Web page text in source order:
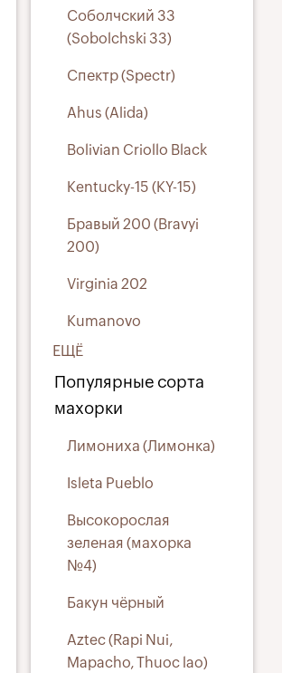
Соболчский 33
(Sobolchski 33)
Спектр (Spectr)
Ahus (Alida)
Bolivian Criollo Black
Kentucky-15 (KY-15)
Бравый 200 (Bravyi
200)
Virginia 202
Kumanovo
ЕЩЁ
Популярные сорта
махорки
Лимониха (Лимонка)
Isleta Pueblo
Высокорослая
зеленая (махорка
№4)
Бакун чёрный
Aztec (Rapi Nui,
Mapacho, Thuoc lao)